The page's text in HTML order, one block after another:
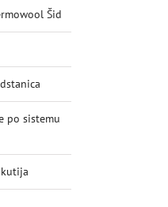
Šid
po sistemu